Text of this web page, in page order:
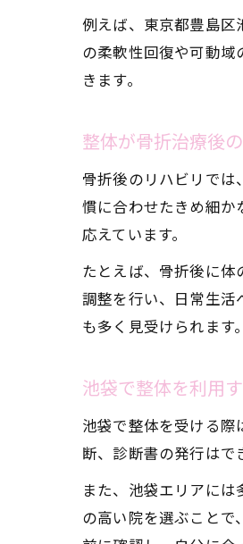
例えば、東京都豊島
の柔軟性回復や可動域
きます。
整体が骨折治療後
骨折後のリハビリで
慣に合わせたきめ細か
応えています。
たとえば、骨折後に
調整を行い、日常生活
も多く見受けられます。
池袋で整体を利用
池袋で整体を受ける
断、診断書の発行はで
また、池袋エリアに
の高い院を選ぶこと